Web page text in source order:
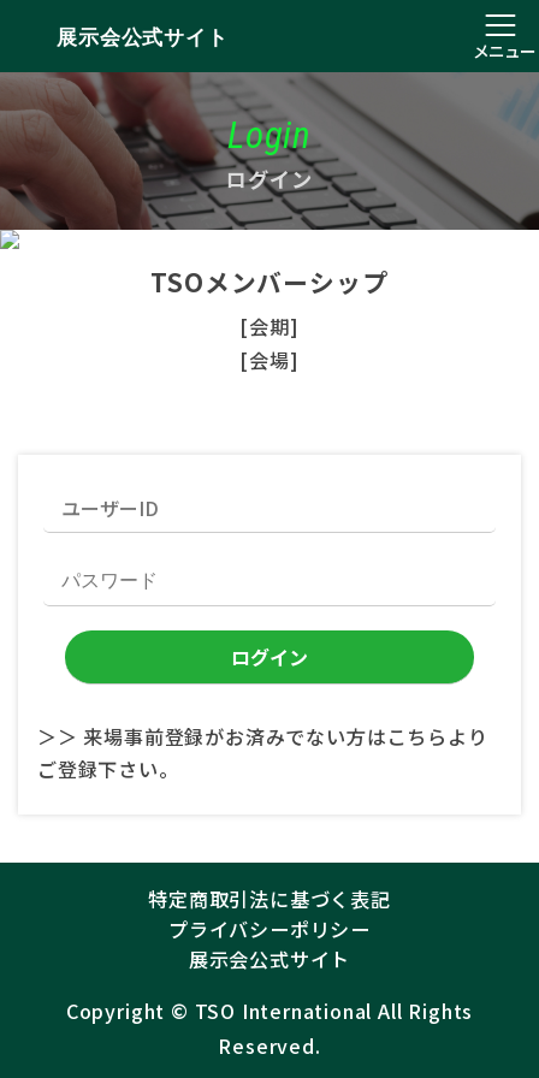
展示会公式サイト
メニュー
Login
ログイン
TSOメンバーシップ
[会期]
[会場]
＞＞ 来場事前登録がお済みでない方はこちらより
ご登録下さい。
特定商取引法に基づく表記
プライバシーポリシー
展示会公式サイト
Copyright ©︎ TSO International All Rights
Reserved.